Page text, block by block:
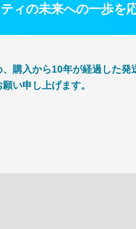
ィの未来への一歩を
購入から10年が経過した発
い申し上げます。